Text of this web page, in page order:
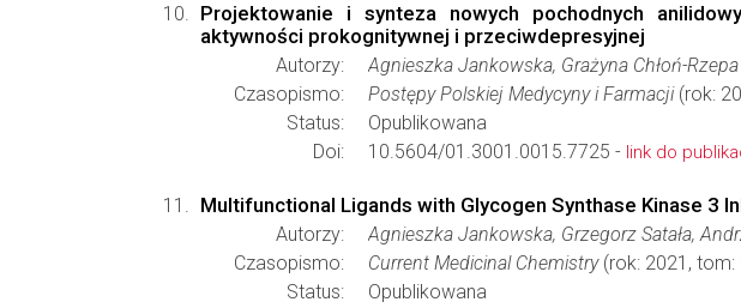
Projektowanie i synteza nowych pochodnych
aktywności prokognitywnej i przeciwdepresyjnej
Autorzy:
Agnieszka Jankowska, Grażyna Chłoń-Rzepa
Czasopismo:
Postępy Polskiej Medycyny i Farmacji(rok:
Status:
Opublikowana
Doi:
10.5604/01.3001.0015.7725 - link do
Multifunctional Ligands with Glycogen Synthase Kinase 3
Autorzy:
Agnieszka Jankowska, Grzegorz Satała,
Czasopismo:
Current Medicinal Chemistry(rok: 2021, tom:
Status:
Opublikowana